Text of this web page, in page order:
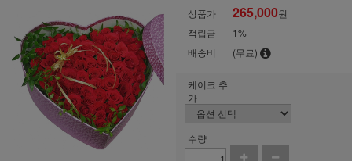
상품가 265,000원
적립금
1%
배송비
(무료)
케이크 추
가
수량